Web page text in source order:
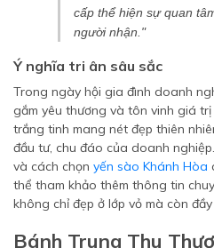
cấp thể hiện sự quan
người nhận."
Ý nghĩa tri ân sâu sắc
Trong ngày hội gia đình doanh
gắm yêu thương và tôn vinh giá
trắng tinh mang nét đẹp thiên
đầu tư, chu đáo của doanh
và cách chọn yến sào Khánh Hòa
thể tham khảo thêm thông tin
không chỉ đẹp ở lớp vỏ mà còn
Bánh Trung Thu